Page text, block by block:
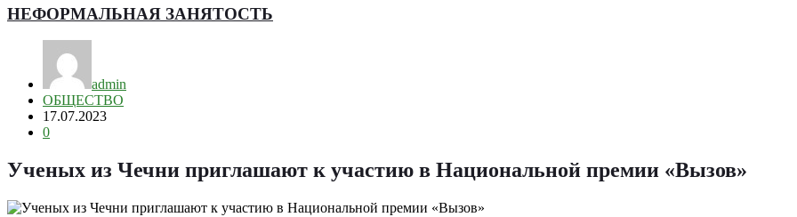
НЕФОРМАЛЬНАЯ ЗАНЯТОСТЬ
admin
ОБЩЕСТВО
17.07.2023
0
Ученых из Чечни приглашают к участию в Национальной премии «Вызов»